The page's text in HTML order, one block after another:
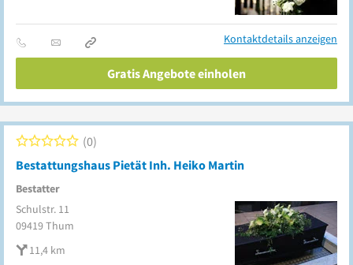
Kontaktdetails anzeigen
Gratis Angebote einholen
Bestattungshaus Pietät Inh. Heiko Martin
Bestatter
0
Schulstr. 11
09419Thum
11,4 km